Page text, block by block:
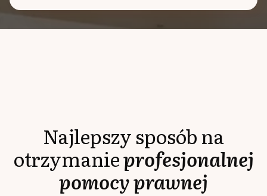
Najlepszy sposób na
otrzymanieprofesjonalnej
pomocy prawnej